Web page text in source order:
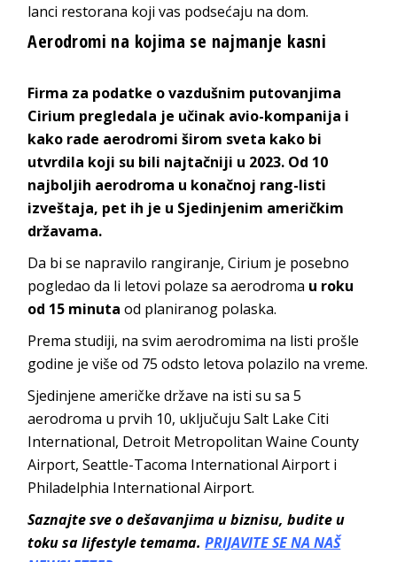
lanci restorana koji vas podsećaju na dom.
Aerodromi na kojima se najmanje kasni
Firma za podatke o vazdušnim putovanjima
Cirium pregledala je učinak avio-kompanija i
kako rade aerodromi širom sveta kako bi
utvrdila koji su bili najtačniji u 2023. Od 10
najboljih aerodroma u konačnoj rang-listi
izveštaja, pet ih je u Sjedinjenim američkim
državama.
Da bi se napravilo rangiranje, Cirium je posebno
pogledao da li letovi polaze sa aerodroma u roku
od 15 minuta od planiranog polaska.
Prema studiji, na svim aerodromima na listi prošle
godine je više od 75 odsto letova polazilo na vreme.
Sjedinjene američke države na isti su sa 5
aerodroma u prvih 10, uključuju Salt Lake Citi
International, Detroit Metropolitan Waine County
Airport, Seattle-Tacoma International Airport i
Philadelphia International Airport.
Saznajte sve o dešavanjima u biznisu, budite u
toku sa lifestyle temama.PRIJAVITE SE NA NAŠ